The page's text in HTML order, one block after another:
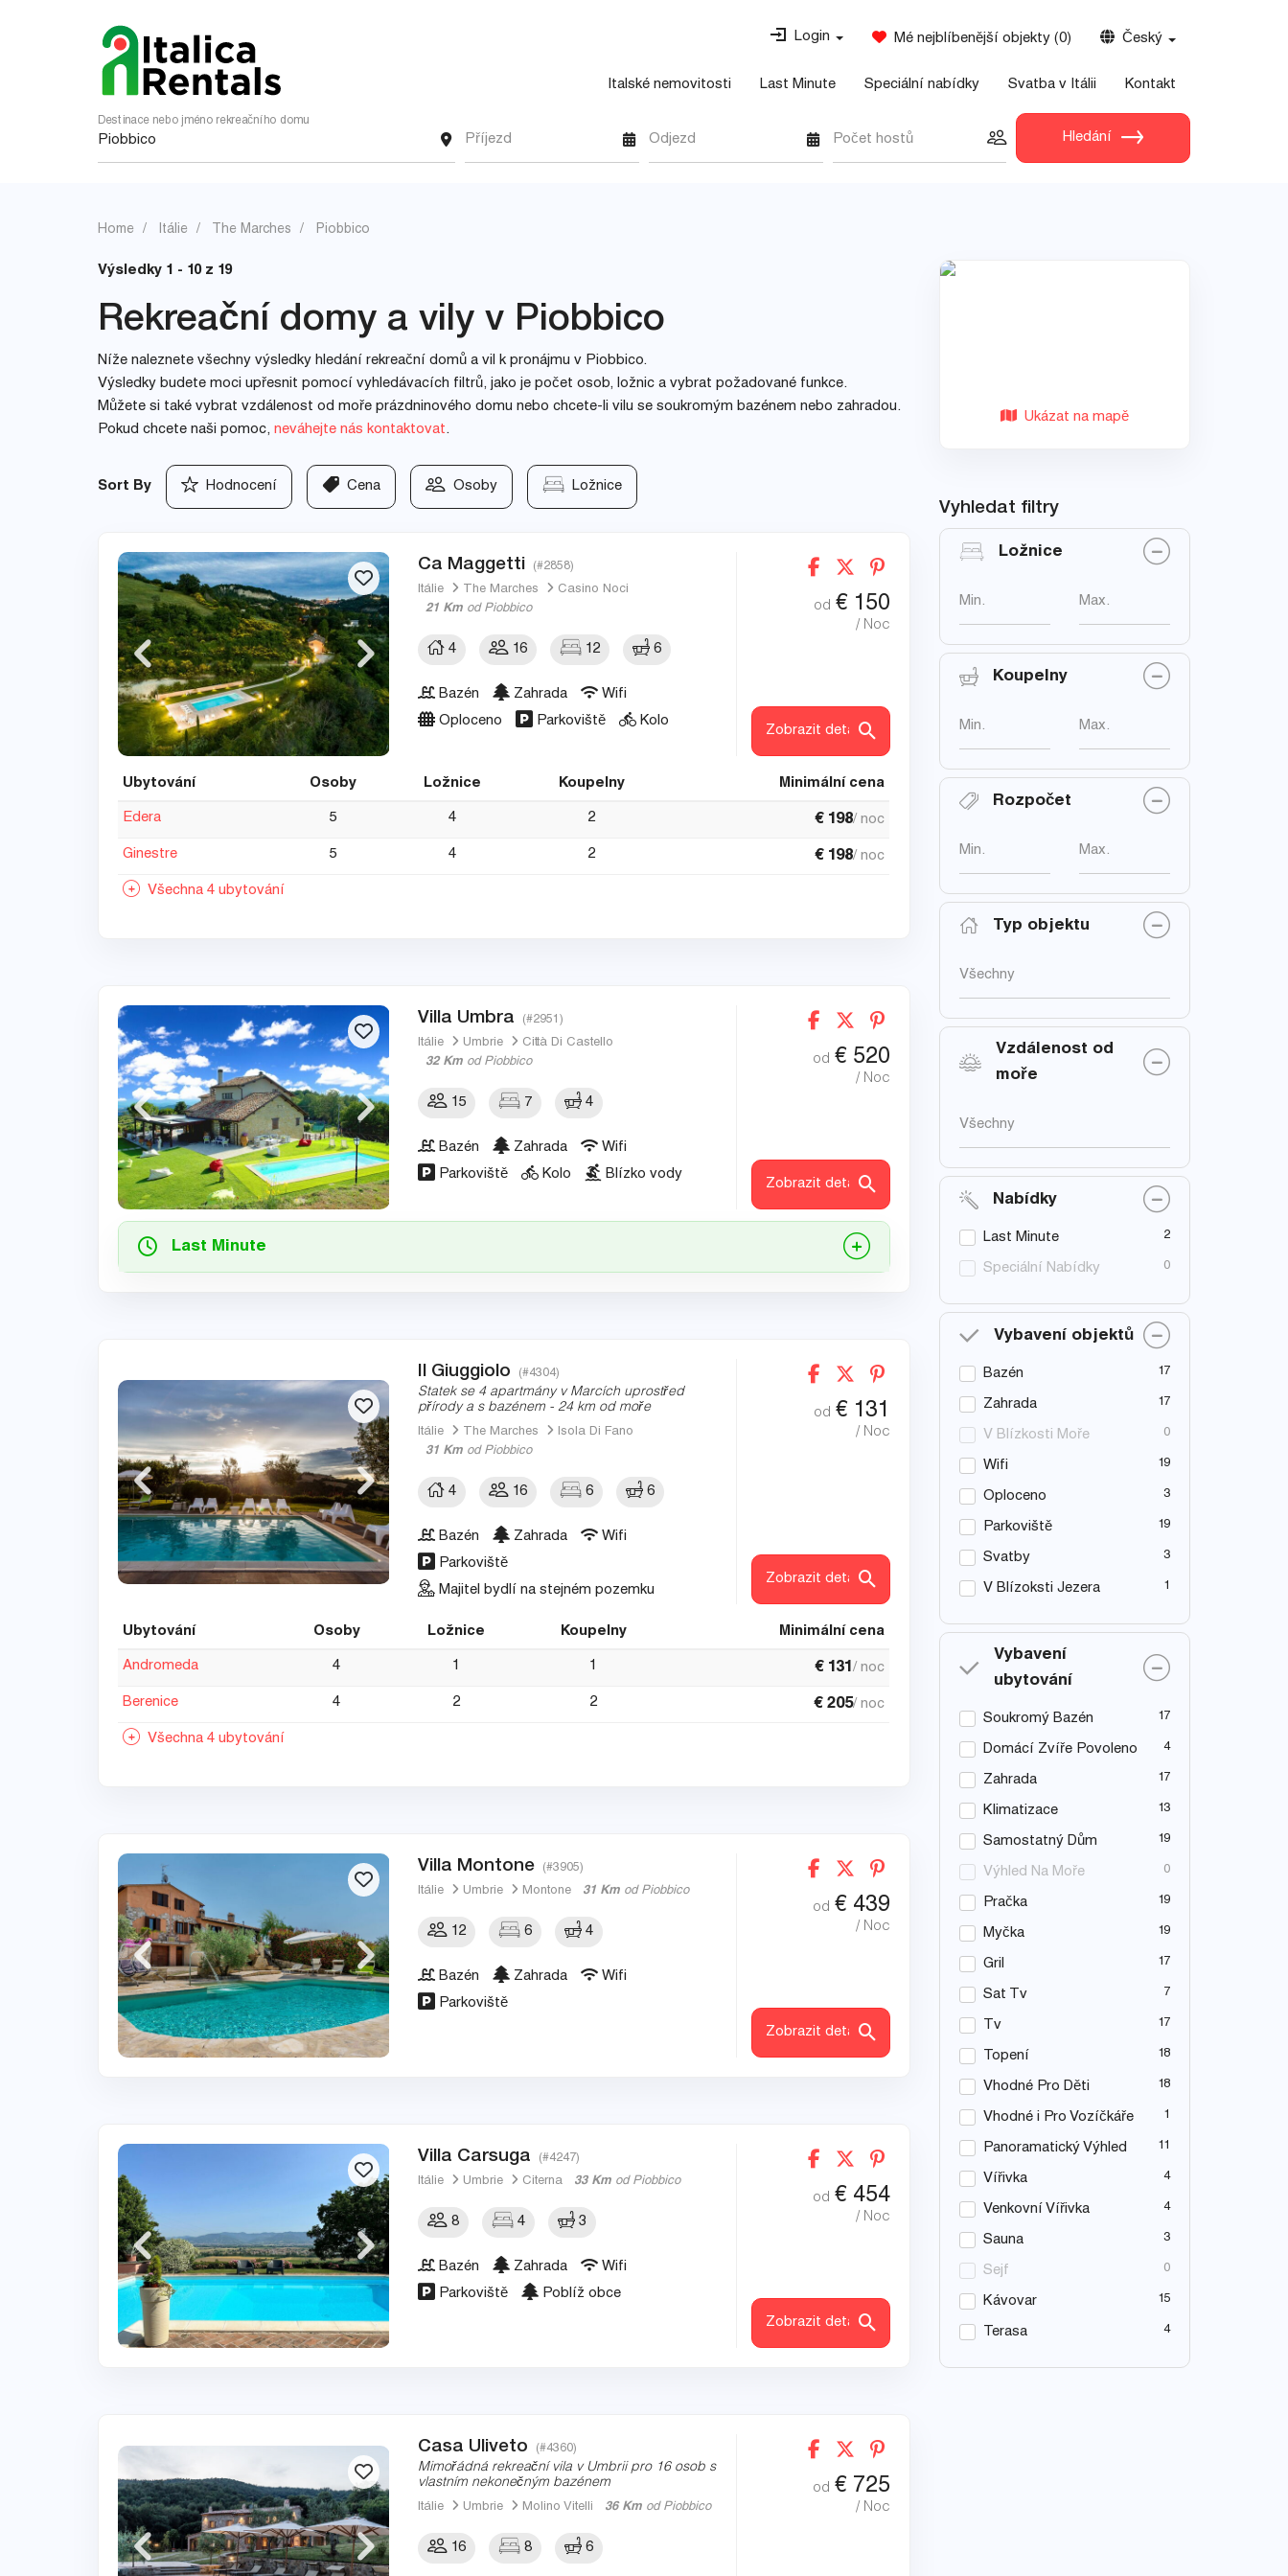
Login Mé nejblíbenější objekty (0) Český
Italské nemovitosti Last Minute Speciální nabídky Svatba v Itálii Kontakt
Destinace nebo jméno rekreačního domu
Příjezd Odjezd Počet hostů Hledání
Home Itálie The Marches Piobbico
Výsledky 1 - 10 z 19
Rekreační domy a vily v Piobbico
Níže naleznete všechny výsledky hledání rekreační domů a vil k pronájmu v Piobbico.
Výsledky budete moci upřesnit pomocí vyhledávacích filtrů, jako je počet osob, ložnic a vybrat požadované funkce.
Můžete si také vybrat vzdálenost od moře prázdninového domu nebo chcete-li vilu se soukromým bazénem nebo zahradou.
Pokud chcete naši pomoc, neváhejte nás kontaktovat.
Sort By Hodnocení Cena Osoby Ložnice
Ca Maggetti (#2858)
Itálie The Marches
Casino Noci
21 Km od Piobbico
4 16 12 6
Bazén Zahrada
Wifi
Oploceno
Parkoviště Kolo
od € 150
/ Noc
Zobrazit detaily
Ubytování Osoby Ložnice Koupelny Minimální cena
Edera 5 4 2 €198/ noc
Ginestre 5 4 2 €198/ noc
Všechna 4 ubytování
Villa Umbra (#2951)
Itálie Umbrie
Città Di Castello
32 Km od Piobbico
15 7 4
Bazén Zahrada
Wifi
Parkoviště
Kolo Blízko vody
od € 520
/ Noc
Zobrazit detaily
Last Minute
Il Giuggiolo (#4304)
Statek se 4 apartmány v Marcích uprostřed
přírody a s bazénem - 24 km od moře
Itálie The Marches
Isola Di Fano
31 Km od Piobbico
4 16 6 6
Bazén Zahrada
Wifi
Parkoviště
Majitel bydlí na stejném pozemku
od € 131
/ Noc
Zobrazit detaily
Ubytování Osoby Ložnice Koupelny Minimální cena
Andromeda 4 1 1 €131/ noc
Berenice 4 2 2 €205/ noc
Všechna 4 ubytování
Villa Montone (#3905)
Itálie Umbrie Montone 31 Km od Piobbico
12 6 4
Bazén Zahrada
Wifi
Parkoviště
od € 439
/ Noc
Zobrazit detaily
Villa Carsuga (#4247)
Itálie Umbrie Citerna 33 Km od Piobbico
8 4 3
Bazén Zahrada
Wifi
Parkoviště
Poblíž obce
od € 454
/ Noc
Zobrazit detaily
Casa Uliveto (#4360)
Mimořádná rekreační vila v Umbrii pro 16 osob s
vlastním nekonečným bazénem
Itálie Umbrie Molino Vitelli 36 Km od Piobbico
16 8 6
od € 725
/ Noc
Ukázat na mapě
Vyhledat filtry
Ložnice
Min. Max.
Koupelny
Min. Max.
Rozpočet
Min. Max.
Typ objektu
Všechny
Vzdálenost od
moře
Všechny
Nabídky
Last Minute 2
Speciální Nabídky 0
Vybavení objektů
Bazén 17
Zahrada 17
V Blízkosti Moře 0
Wifi 19
Oploceno 3
Parkoviště 19
Svatby 3
V Blízoksti Jezera 1
Vybavení
ubytování
Soukromý Bazén 17
Domácí Zvíře Povoleno 4
Zahrada 17
Klimatizace 13
Samostatný Dům 19
Výhled Na Moře 0
Pračka 19
Myčka 19
Gril 17
Sat Tv 7
Tv 17
Topení 18
Vhodné Pro Děti 18
Vhodné i Pro Vozíčkáře 1
Panoramatický Výhled 11
Vířivka 4
Venkovní Vířivka 4
Sauna 3
Sejf 0
Kávovar 15
Terasa 4